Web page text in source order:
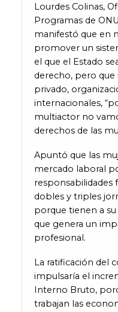
Lourdes Colinas,
Programas de
manifestó que en
promover un
el que el Estado
derecho, pero
privado,
internacionales,
multiactor no
derechos de las
Apuntó que las
mercado laboral
responsabilidades
dobles y triples
porque tienen a
que genera un
profesional.
La ratificación del
impulsaría el
Interno Bruto,
trabajan las